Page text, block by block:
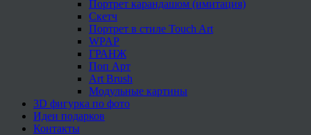
Портрет карандашом (имитация)
Скетч
Портрет в стиле Touch Art
WPAP
ГРАНЖ
Поп Арт
Art Brush
Модульные картины
3D фигурка по фото
Идеи подарков
Контакты